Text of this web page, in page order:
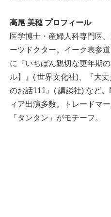
高尾 美穂 プロフィール
医学博士・産婦人科専門医
ーツドクター。イーク表参
に『いちばん親切な更年期
ル】』( 世界文化社)、『大
のお話111』( 講談社) など
ィア出演多数。トレードマ
「タンタン」がモチーフ。